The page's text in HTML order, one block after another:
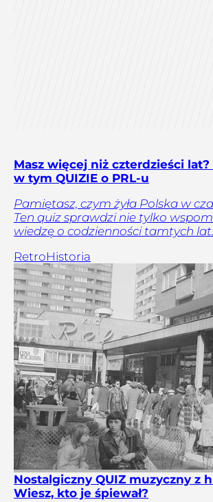
Masz więcej niż czterdzieści lat?
w tym QUIZIE o PRL-u
Pamiętasz, czym żyła Polska w
Ten quiz sprawdzi nie tylko
wiedzę o codzienności tamtych lat.
RetroHistoria
Nostalgiczny QUIZ muzyczny z
Wiesz, kto je śpiewał?